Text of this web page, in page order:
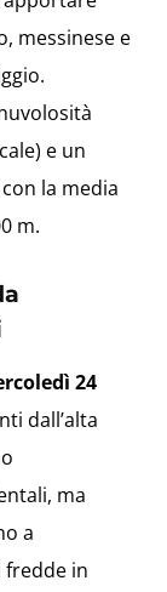
messinese e
e un
la media
m.
24
dall’alta
ma
a
in